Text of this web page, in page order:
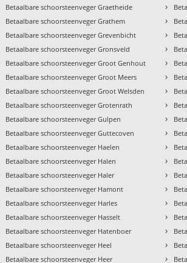
Betaalbare schoorsteenveger Graetheide
Betaalbare schoorsteenveger Grathem
Betaalbare schoorsteenveger Grevenbicht
Betaalbare schoorsteenveger Gronsveld
Betaalbare schoorsteenveger Groot Genhout
Betaalbare schoorsteenveger Groot Meers
Betaalbare schoorsteenveger Groot Welsden
Betaalbare schoorsteenveger Grotenrath
Betaalbare schoorsteenveger Gulpen
Betaalbare schoorsteenveger Guttecoven
Betaalbare schoorsteenveger Haelen
Betaalbare schoorsteenveger Halen
Betaalbare schoorsteenveger Haler
Betaalbare schoorsteenveger Hamont
Betaalbare schoorsteenveger Harles
Betaalbare schoorsteenveger Hasselt
Betaalbare schoorsteenveger Hatenboer
Betaalbare schoorsteenveger Heel
Betaalbare schoorsteenveger Heer
›
›
›
›
›
›
›
›
›
›
›
›
›
›
›
›
›
›
›